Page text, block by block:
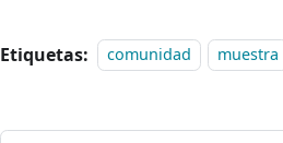
Etiquetas: comunidad muestra